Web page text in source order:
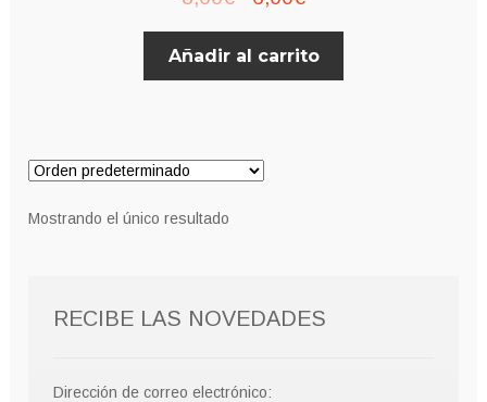
precio
original
precio
actual
Añadir al carrito
Mostrando el único resultado
RECIBE LAS NOVEDADES
Dirección de correo electrónico: